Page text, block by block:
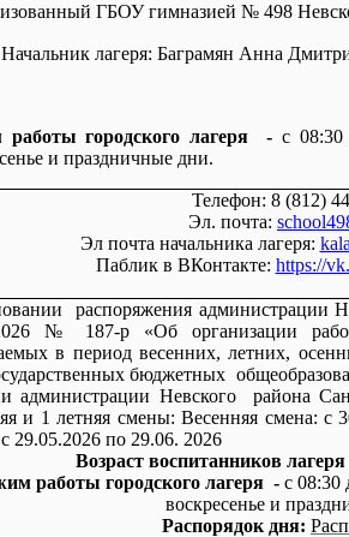
ГБОУ гимназией № 498
Начальник лагеря: Баграмян Анна
работы городского лагеря - с
и праздничные дни.
Телефон: 8 (812)
Эл. почта:
Эл почта начальника лагеря:
Паблик в ВКонтакте: https://
распоряжения администрации
№ 187-р «Об организации
в период весенних, летних,
бюджетных
администрации Невского района
и 1 летняя смены: Весенняя смена: с
29.05.2026 по 29.06. 2026
Возраст воспитанников
работы городского лагеря - с 08:30
воскресенье и
Распорядок дня: